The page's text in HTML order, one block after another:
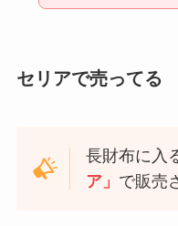
セリアで売ってる
長財布に入
ア」 で販売